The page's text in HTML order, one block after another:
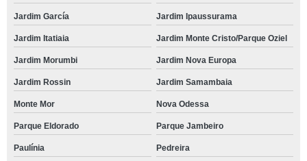
Jardim García Jardim Ipaussurama
Jardim Itatiaia Jardim Monte Cristo/Parque Oziel
Jardim Morumbi Jardim Nova Europa
Jardim Rossin Jardim Samambaia
Monte Mor Nova Odessa
Parque Eldorado Parque Jambeiro
Paulínia Pedreira